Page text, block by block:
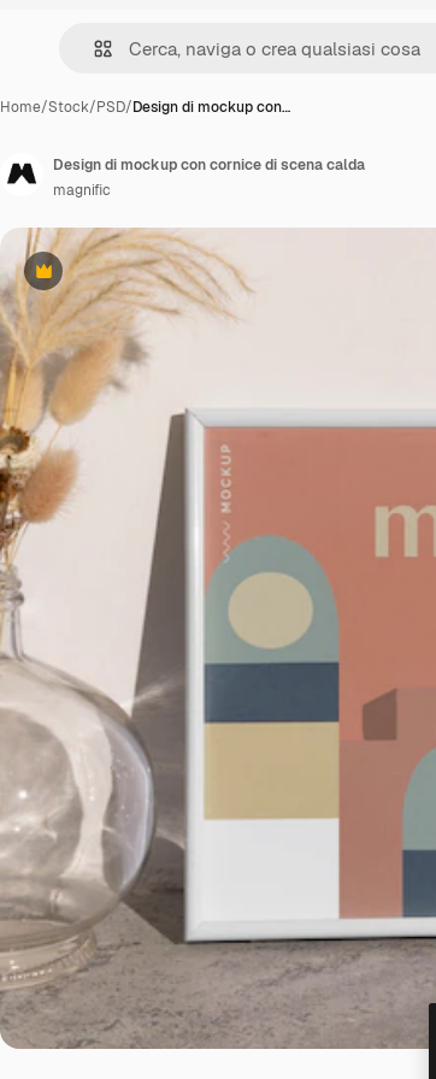
Home/Stock/PSD/Design di mockup con…
Premium
Design di mockup con cornice di scena calda
magnific